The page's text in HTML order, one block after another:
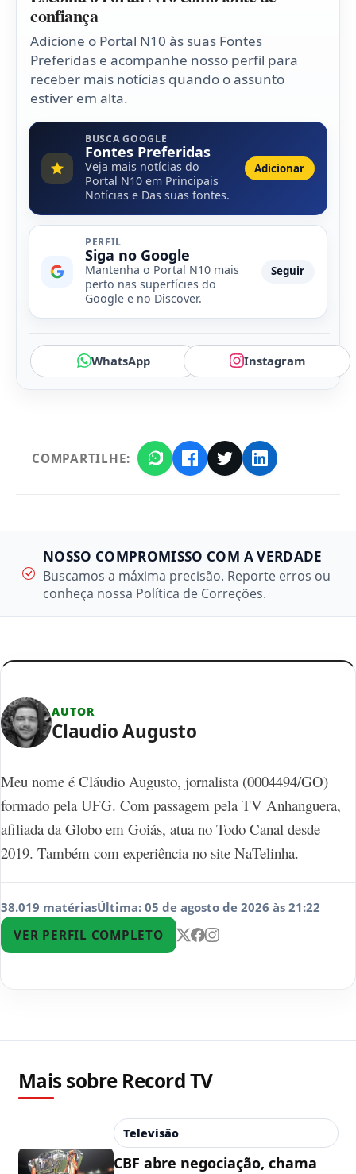
confiança
Adicione o Portal N10 às suas Fontes
Preferidas e acompanhe nosso perfil para
receber mais notícias quando o assunto
estiver em alta.
BUSCA GOOGLE
Fontes Preferidas
Veja mais notícias do
Portal N10 em Principais
Notícias e Das suas fontes.
Adicionar
PERFIL
Siga no Google
Mantenha o Portal N10 mais
perto nas superfícies do
Google e no Discover.
Seguir
WhatsApp Instagram
COMPARTILHE:
NOSSO COMPROMISSO COM A VERDADE
Buscamos a máxima precisão. Reporte erros ou
conheça nossa Política de Correções.
AUTOR
Claudio Augusto
Meu nome é Cláudio Augusto, jornalista (0004494/GO)
formado pela UFG. Com passagem pela TV Anhanguera,
afiliada da Globo em Goiás, atua no Todo Canal desde
2019. Também com experiência no site NaTelinha.
38.019 matériasÚltima: 05 de agosto de 2026 às 21:22
VER PERFIL COMPLETO
Mais sobre Record TV
Televisão
CBF abre negociação, chama